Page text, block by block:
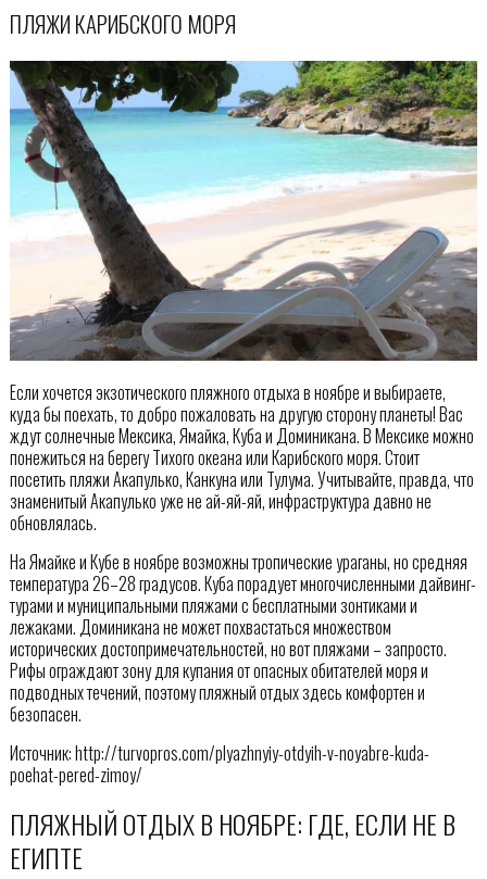
ПЛЯЖИ КАРИБСКОГО МОРЯ
Если хочется экзотического пляжного отдыха в ноябре и выбираете,
куда бы поехать, то добро пожаловать на другую сторону планеты! Вас
ждут солнечные Мексика, Ямайка, Куба и Доминикана. В Мексике можно
понежиться на берегу Тихого океана или Карибского моря. Стоит
посетить пляжи Акапулько, Канкуна или Тулума. Учитывайте, правда, что
знаменитый Акапулько уже не ай-яй-яй, инфраструктура давно не
обновлялась.
На Ямайке и Кубе в ноябре возможны тропические ураганы, но средняя
температура 26–28 градусов. Куба порадует многочисленными дайвинг-
турами и муниципальными пляжами с бесплатными зонтиками и
лежаками. Доминикана не может похвастаться множеством
исторических достопримечательностей, но вот пляжами – запросто.
Рифы ограждают зону для купания от опасных обитателей моря и
подводных течений, поэтому пляжный отдых здесь комфортен и
безопасен.
Источник: http://turvopros.com/plyazhnyiy-otdyih-v-noyabre-kuda-
poehat-pered-zimoy/
ПЛЯЖНЫЙ ОТДЫХ В НОЯБРЕ: ГДЕ, ЕСЛИ НЕ В
ЕГИПТЕ